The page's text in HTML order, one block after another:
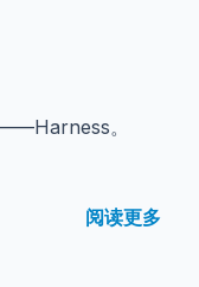
。
阅读更多